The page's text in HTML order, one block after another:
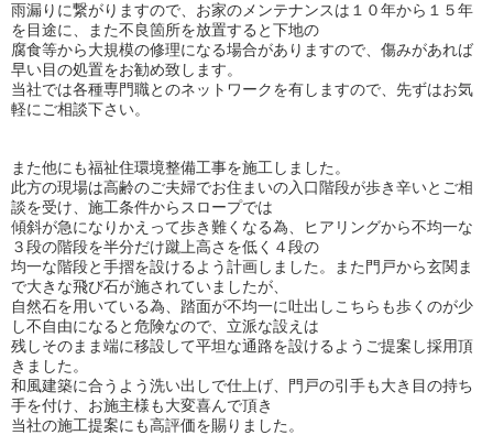
雨漏りに繋がりますので、お家のメンテナンスは１０年から１５年
を目途に、また不良箇所を放置すると下地の
腐食等から大規模の修理になる場合がありますので、傷みがあれば
早い目の処置をお勧め致します。
当社では各種専門職とのネットワークを有しますので、先ずはお気
軽にご相談下さい。
また他にも福祉住環境整備工事を施工しました。
此方の現場は高齢のご夫婦でお住まいの入口階段が歩き辛いとご相
談を受け、施工条件からスロープでは
傾斜が急になりかえって歩き難くなる為、ヒアリングから不均一な
３段の階段を半分だけ蹴上高さを低く４段の
均一な階段と手摺を設けるよう計画しました。また門戸から玄関ま
で大きな飛び石が施されていましたが、
自然石を用いている為、踏面が不均一に吐出しこちらも歩くのが少
し不自由になると危険なので、立派な設えは
残しそのまま端に移設して平坦な通路を設けるようご提案し採用頂
きました。
和風建築に合うよう洗い出しで仕上げ、門戸の引手も大き目の持ち
手を付け、お施主様も大変喜んで頂き
当社の施工提案にも高評価を賜りました。